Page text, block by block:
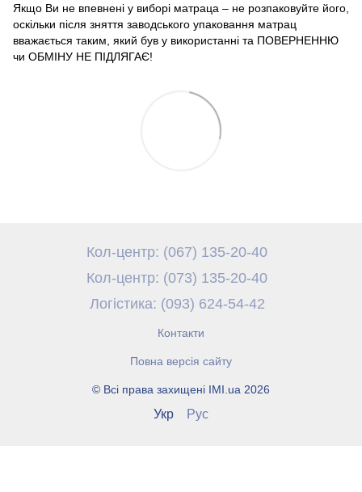
Якщо Ви не впевнені у виборі матраца – не розпаковуйте його,
оскільки після зняття заводського упаковання матрац
вважається таким, який був у використанні та ПОВЕРНЕННЮ
чи ОБМІНУ НЕ ПІДЛЯГАЄ!
Кол-центр: (067) 135-20-40
Кол-центр: (073) 135-20-40
Логістика: (093) 624-54-42
Контакти
Повна версія сайту
© Всі права захищені IMI.ua 2026
Укр Рус